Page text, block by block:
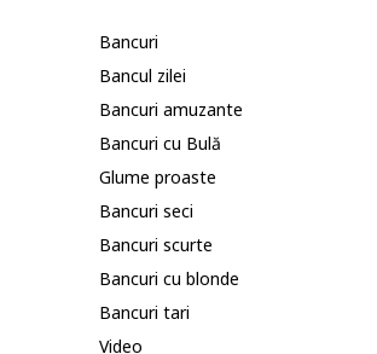
Bancuri
Bancul zilei
Bancuri amuzante
Bancuri cu Bulă
Glume proaste
Bancuri seci
Bancuri scurte
Bancuri cu blonde
Bancuri tari
Video